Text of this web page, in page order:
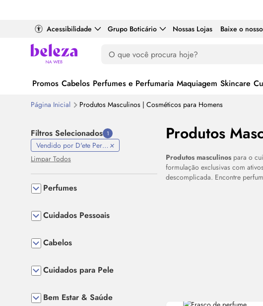
Acessibilidade Grupo Boticário Nossas Lojas Baixe o
Promos Cabelos Perfumes e Perfumaria Maquiagem Skincare
Página Inicial Produtos Masculinos | Cosméticos para Homens
Produtos
Produtos masculinos para o
formulação exclusivas com
descomplicada. Encontre
Filtros Selecionados 1
Vendido por D'ete Perfumaria
Limpar Todos
Perfumes
Cuidados Pessoais
Cabelos
Cuidados para Pele
Bem Estar & Saúde